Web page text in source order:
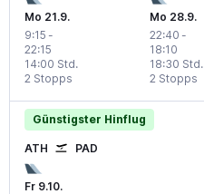
Mo 21.9.
9:15 -
22:15
2 Stopps
14:00 Std.
Mo 28.9.
22:40 -
18:10
2 Stopps
18:30 Std.
Günstigster Hinflug
ATH PAD
Fr 9.10.